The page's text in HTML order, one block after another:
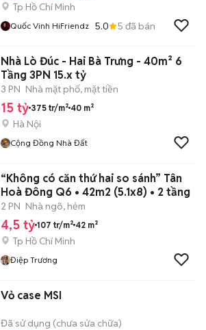
Tp Hồ Chí Minh
Quốc Vinh HiFriendz 5.0 5 đã bán
Nhà Lò Đúc - Hai Bà Trưng - 40m² 6
Tầng 3PN 15.x tỷ
3 PN Nhà mặt phố, mặt tiền
15 tỷ 375 tr/m² 40 m²
Hà Nội
Cộng Đồng Nhà Đất
“Không có căn thứ hai so sánh” Tân
Hoà Đông Q6 • 42m2 (5.1x8) • 2 tầng
2 PN Nhà ngõ, hẻm
4,5 tỷ 107 tr/m² 42 m²
Tp Hồ Chí Minh
Điệp Trương
Vỏ case MSI
Đã sử dụng (chưa sửa chữa)